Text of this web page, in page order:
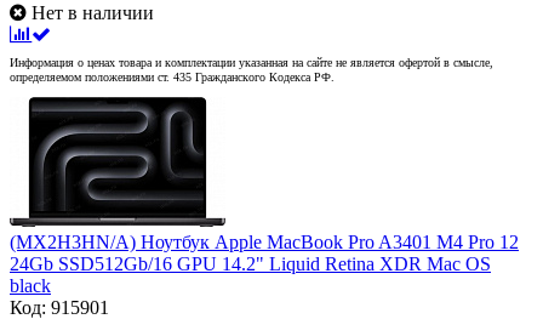
Нет в наличии
Информация о ценах товара и комплектации указанная на сайте не является офертой в смысле,
определяемом положениями ст. 435 Гражданского Кодекса РФ.
(MX2H3HN/A) Ноутбук Apple MacBook Pro A3401 M4 Pro 12
24Gb SSD512Gb/16 GPU 14.2" Liquid Retina XDR Mac OS
black
Код: 915901